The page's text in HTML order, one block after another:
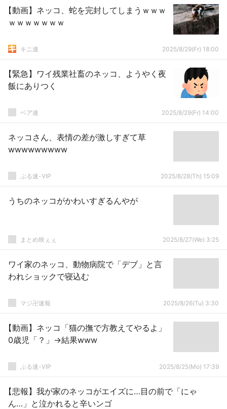
【動画】ネッコ、蛇を完封してしまうｗｗｗ
ｗｗｗｗｗｗｗ
キニ速 2025/8/29(Fr) 18:00
【緊急】ワイ残業社畜のネッコ、ようやく夜
飯にありつく
ベア速 2025/8/29(Fr) 14:00
ネッコさん、表情の差が激しすぎて草
wwwwwwwww
ぶる速-VIP 2025/8/28(Th) 15:09
うちのネッコがかわいすぎるんやが
まとめ映ぇぇ 2025/8/27(We) 3:25
ワイ家のネッコ、動物病院で「デブ」と言
われショックで寝込む
マジ卍速報 2025/8/26(Tu) 3:30
【動画】ネッコ「猫の撫で方教えてやるよ」
0歳児「？」→結果www
ぶる速-VIP 2025/8/25(Mo) 17:39
【悲報】我が家のネッコがエイズに…目の前で「にゃ
ん…」と泣かれると辛いンゴ